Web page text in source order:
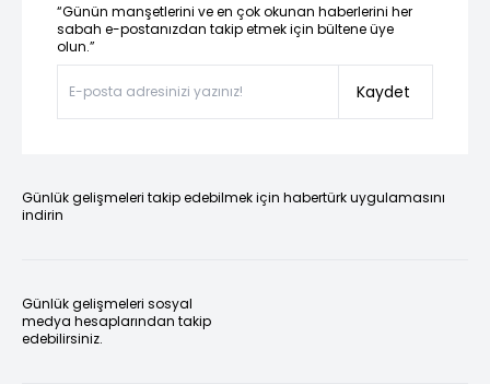
“Günün manşetlerini ve en çok okunan haberlerini her
sabah e-postanızdan takip etmek için bültene üye
olun.”
Kaydet
Günlük gelişmeleri takip edebilmek için habertürk uygulamasını
indirin
Günlük gelişmeleri sosyal
medya hesaplarından takip
edebilirsiniz.